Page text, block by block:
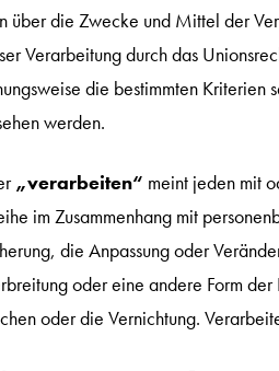
über die Zwecke und Mittel der
Verarbeitung durch das
die bestimmten Kriterien
werden.
„verarbeiten“ meint jeden mit
im Zusammenhang mit
die Anpassung oder
oder eine andere Form
oder die Vernichtung.